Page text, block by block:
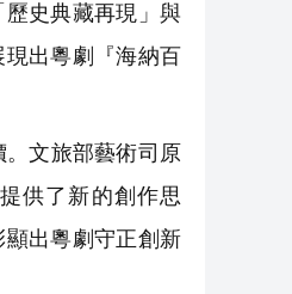
史典藏再現」與
出粵劇『海納百
文旅部藝術司原
供了新的創作思
出粵劇守正創新